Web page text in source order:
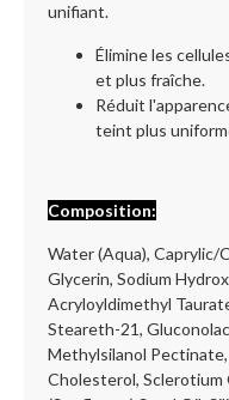
unifiant.
Élimine les
et plus fraîche.
Réduit
teint plus
Composition:
Water (Aqua), Caprylic/
Glycerin, Sodium
Acryloyldimethyl
Steareth-21,
Methylsilanol
Cholesterol, Sclerotium